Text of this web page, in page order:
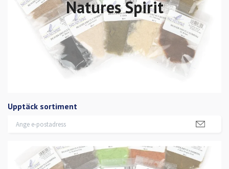
Natures Spirit
Upptäck sortiment